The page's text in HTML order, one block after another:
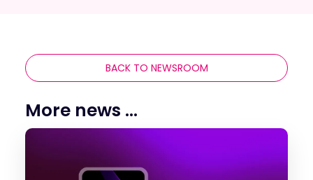
BACK TO NEWSROOM
More news ...